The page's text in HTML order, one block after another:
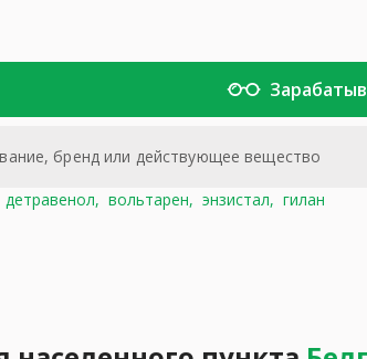
детравенол, вольтарен, энзистал, гилан